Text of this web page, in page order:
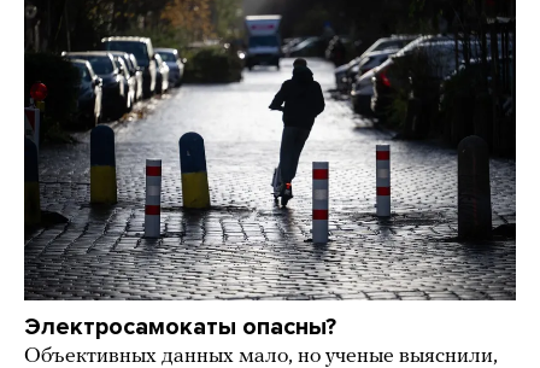
Электросамокаты опасны?
Объективных данных мало, но ученые выяснили,